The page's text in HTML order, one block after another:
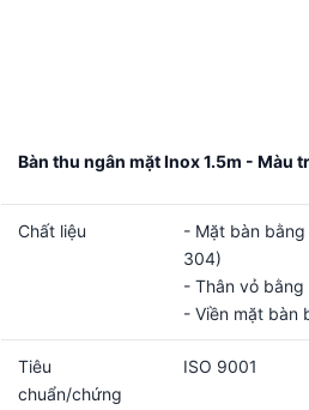
Bàn thu ngân mặt Inox 1.5m - Màu
Chất liệu
- Mặt bàn
304)
- Thân vỏ
- Viền mặt bàn
Tiêu
chuẩn/chứng
ISO 9001